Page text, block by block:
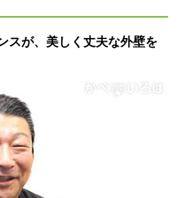
スが、美しく丈夫な外壁を